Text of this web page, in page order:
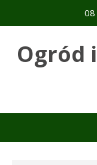
to
08
Ogród